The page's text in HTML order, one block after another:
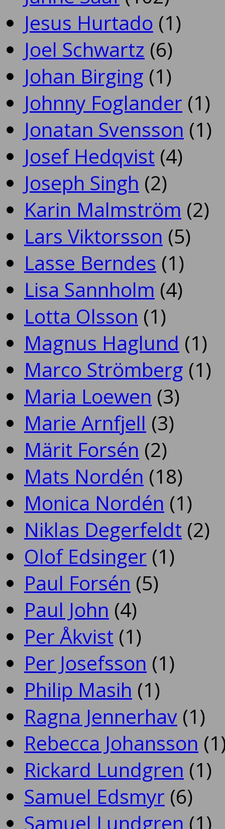
Jesus Hurtado (1)
Joel Schwartz (6)
Johan Birging (1)
Johnny Foglander (1)
Jonatan Svensson (1)
Josef Hedqvist (4)
Joseph Singh (2)
Karin Malmström (2)
Lars Viktorsson (5)
Lasse Berndes (1)
Lisa Sannholm (4)
Lotta Olsson (1)
Magnus Haglund (1)
Marco Strömberg (1)
Maria Loewen (3)
Marie Arnfjell (3)
Märit Forsén (2)
Mats Nordén (18)
Monica Nordén (1)
Niklas Degerfeldt (2)
Olof Edsinger (1)
Paul Forsén (5)
Paul John (4)
Per Åkvist (1)
Per Josefsson (1)
Philip Masih (1)
Ragna Jennerhav (1)
Rebecca Johansson
Rickard Lundgren (1)
Samuel Edsmyr (6)
Samuel Lundgren (1)